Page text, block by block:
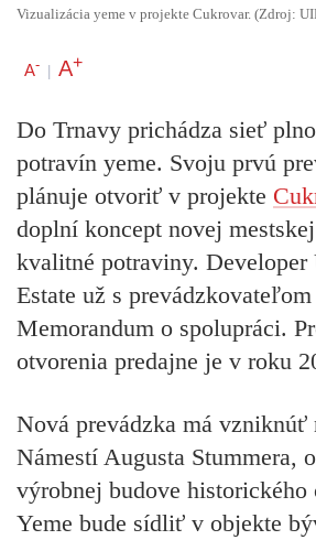
Vizualizácia yeme v projekte Cukrovar. (Zdroj:
A- | A+
Do Trnavy prichádza sieť
potravín yeme. Svoju prvú
plánuje otvoriť v projekte
doplní koncept novej
kvalitné potraviny.
Estate už s
Memorandum o spolupráci.
otvorenia predajne je v roku
Nová prevádzka má vzniknúť
Námestí Augusta Stummera,
výrobnej budove historického
Yeme bude sídliť v objekte